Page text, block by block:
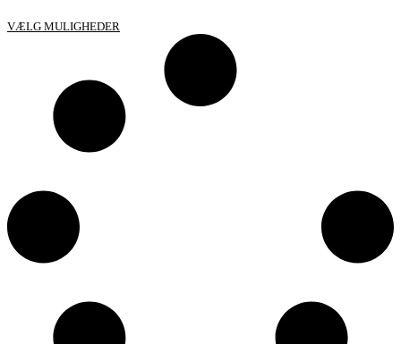
pris
er:
280,00 kr..
VÆLG MULIGHEDER
varianter.
Mulighederne
kan
vælges